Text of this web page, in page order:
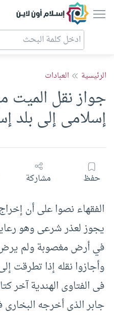
إسلام أون لاين
الرئيسية العبادات
جواز نقل الميت
إسلامى إلى بلد
حفظ مشاركة
الفقهاء نصوا على أن
يجوز لعذر شرعى وهو
في أرض مغصوبة ولم يرض
وأجازوا نقله إذا تطرقت
فى الفتاوى الهندية آخر
جابر الذى أخرجه